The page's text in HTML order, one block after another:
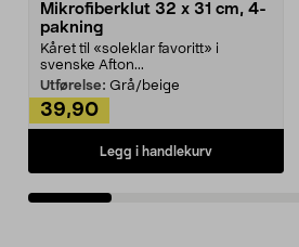
Mikrofiberklut 32 x 31 cm, 4-
pakning
Kåret til «soleklar favoritt» i
svenske Afton...
Utførelse: Grå/beige
39,90
Legg i handlekurv